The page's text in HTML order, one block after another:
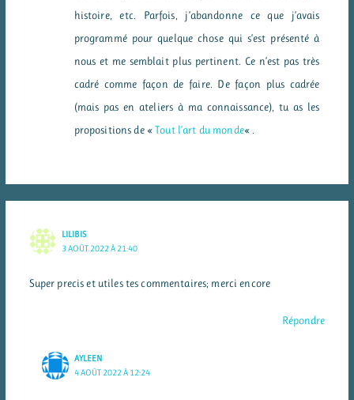
histoire, etc. Parfois, j’abandonne ce que j’avais
programmé pour quelque chose qui s’est présenté à
nous et me semblait plus pertinent. Ce n’est pas très
cadré comme façon de faire. De façon plus cadrée
(mais pas en ateliers à ma connaissance), tu as les
propositions de «Tout l’art du monde« .
LILIBIS
3 AOÛT 2022 À 21:40
Super precis et utiles tes commentaires; merci encore
Répondre
AYLEEN
4 AOÛT 2022 À 12:24